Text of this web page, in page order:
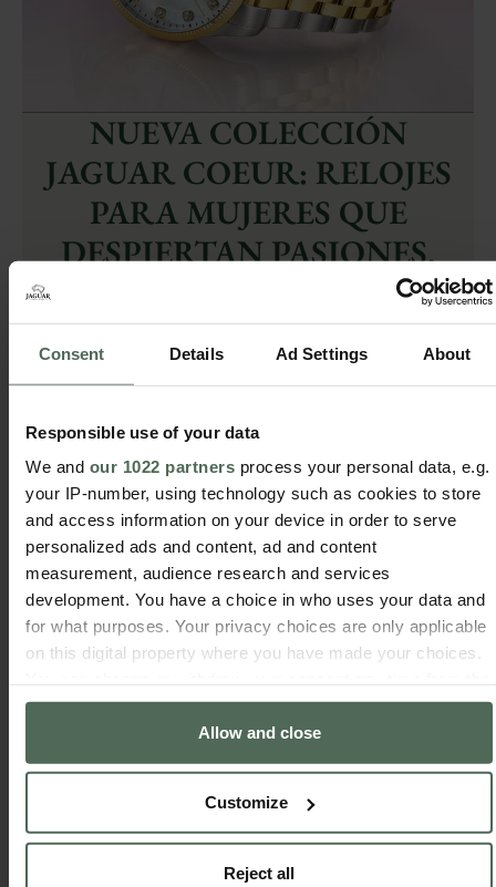
Consent Details Ad Settings About
Responsible use of your data
We and our 1022 partners process your personal data, e.g.
your IP-number, using technology such as cookies to store
and access information on your device in order to serve
personalized ads and content, ad and content
measurement, audience research and services
development. You have a choice in who uses your data and
for what purposes. Your privacy choices are only applicable
on this digital property where you have made your choices.
Cookie Declaration or by clicking on the Privacy trigger
Collect information about your geographical location
which can be accurate to within several meters
Identify your device by actively scanning it for
Allow and close
Customize
Reject all
NUEVA COLECCIÓN
JAGUAR COEUR: RELOJES
PARA MUJERES QUE
DESPIERTAN PASIONES.
Descubre la nueva colección Jaguar COEUR:
Relojes que desvelan la mecánica de precisión
suiza de su corazón.
Seguir leyendo
PRECISIÓN Y FIABILIDAD
SIN IGUAL: LA RECETA